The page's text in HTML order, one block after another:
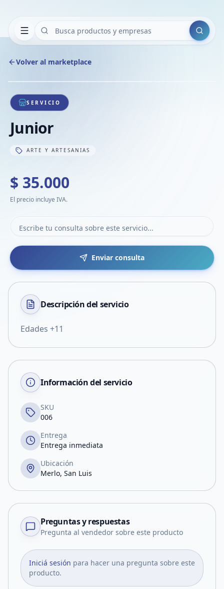
Buscar
Volver al marketplace
1/1
SERVICIO
Junior
ARTE Y ARTESANIAS
$ 35.000
El precio incluye IVA.
Enviar consulta
Descripción del servicio
Edades +11
Información del servicio
SKU
006
Entrega
Entrega inmediata
Ubicación
Merlo, San Luis
Preguntas y respuestas
Pregunta al vendedor sobre este producto
Iniciá sesión para hacer una pregunta sobre este
producto.